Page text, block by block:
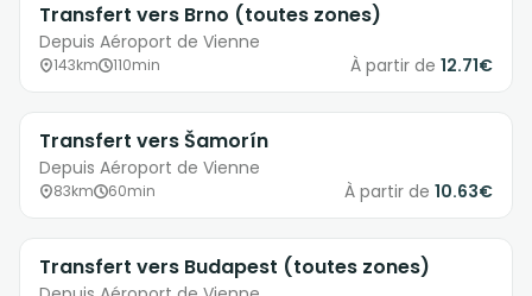
Transfert vers Brno (toutes zones)
Depuis Aéroport de Vienne
143km 110min À partir de 12.71€
Transfert vers Šamorín
Depuis Aéroport de Vienne
83km 60min À partir de 10.63€
Transfert vers Budapest (toutes zones)